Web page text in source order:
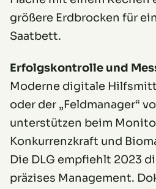
größere Erdbrocken für
Saatbett.
Erfolgskontrolle und
Moderne digitale
oder der „Feldmanager“
unterstützen beim
Konkurrenzkraft und
Die DLG empfiehlt 2023
präzises Management.